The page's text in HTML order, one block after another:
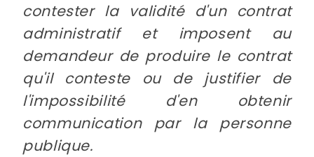
contester la validité d'un contrat
administratif et imposent au
demandeur de produire le contrat
qu'il conteste ou de justifier de
l'impossibilité d'en obtenir
communication par la personne
publique.